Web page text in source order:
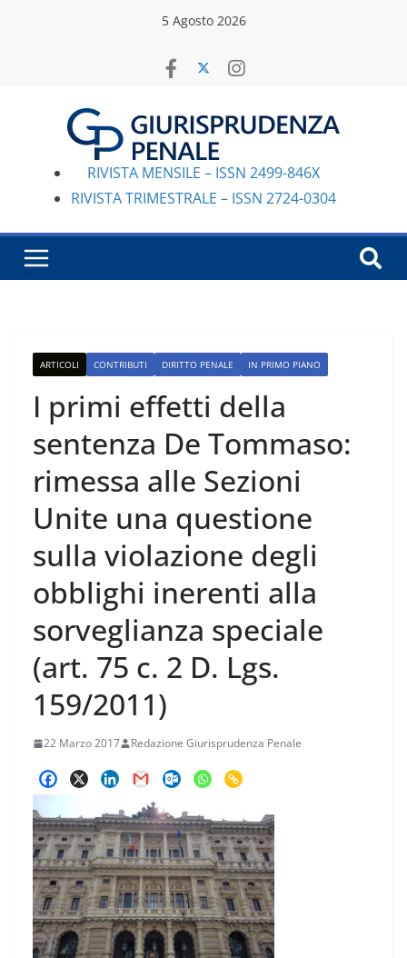
5 Agosto 2026
RIVISTA MENSILE – ISSN 2499-846X
RIVISTA TRIMESTRALE – ISSN 2724-0304
ARTICOLI CONTRIBUTI DIRITTO PENALE IN PRIMO PIANO
I primi effetti della
sentenza De Tommaso:
rimessa alle Sezioni
Unite una questione
sulla violazione degli
obblighi inerenti alla
sorveglianza speciale
(art. 75 c. 2 D. Lgs.
159/2011)
22 Marzo 2017 Redazione Giurisprudenza Penale